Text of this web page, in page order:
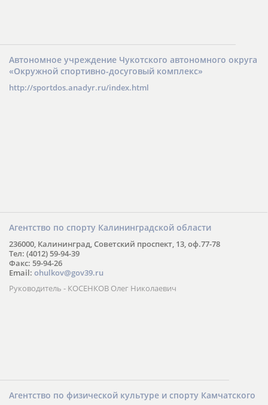
Автономное учреждение Чукотского автономного округа
«Окружной спортивно-досуговый комплекс»
http://sportdos.anadyr.ru/index.html
Агентство по спорту Калининградской области
236000, Калининград, Советский проспект, 13, оф.77-78
Тел: (4012) 59-94-39
Факс: 59-94-26
Email: ohulkov@gov39.ru
Руководитель - КОСЕНКОВ Олег Николаевич
Агентство по физической культуре и спорту Камчатского